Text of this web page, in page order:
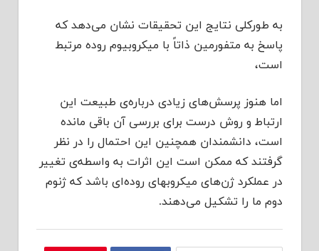
به طورکلی نتایج این تحقیقات نشان می‌دهد که
پاسخ به متفورمین ذاتاً با میکروبیوم روده مرتبط
است،
اما هنوز پرسش‌های زیادی درباره‌ی طبیعت این
ارتباط و روش درست برای بررسی آن باقی مانده
است، دانشمندان همچنین این احتمال را در نظر
گرفتند که ممکن است این اثرات به واسطه‌ی تغییر
در عملکرد ژن‌های میکروبهای روده‌ای باشد که ژنوم
دوم ما را تشکیل می‌دهند.